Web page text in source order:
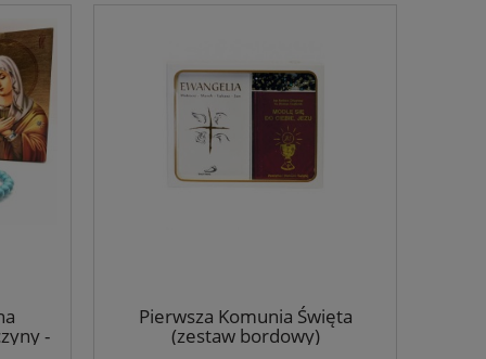
-
Pierwsza Komunia Święta
(zestaw bordowy)